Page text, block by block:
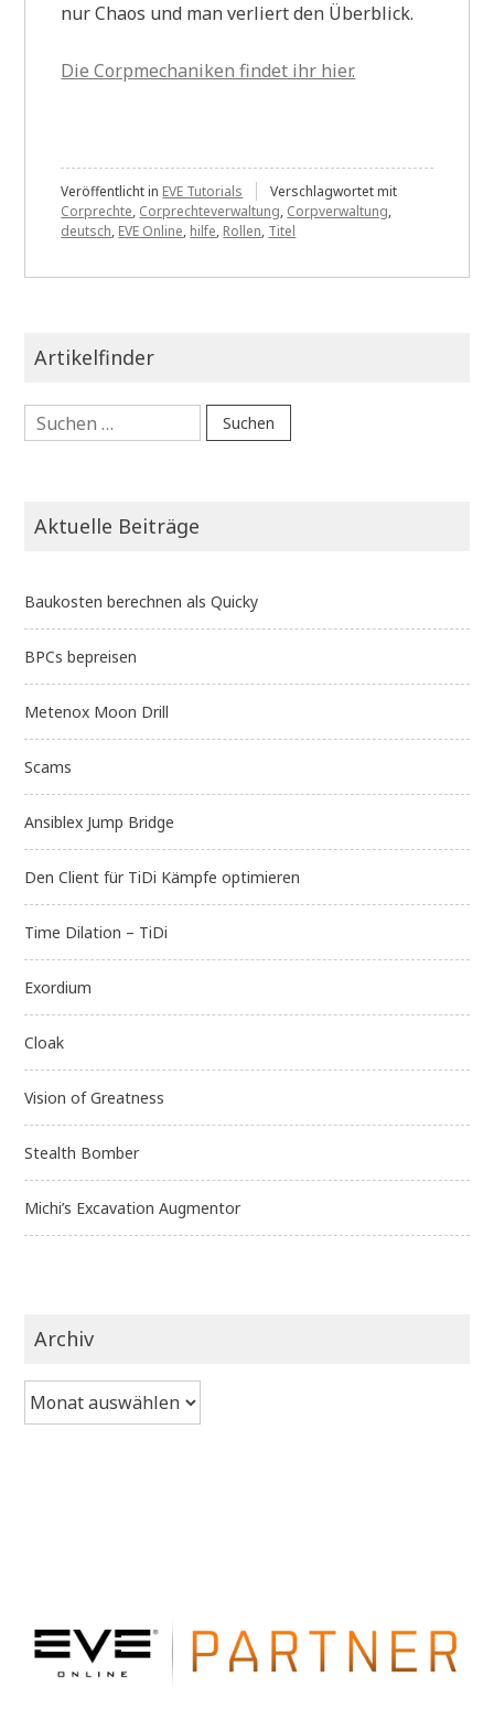
nur Chaos und man verliert den Überblick.
Die Corpmechaniken findet ihr hier.
Veröffentlicht in EVE Tutorials
Verschlagwortet mit
Corprechte, Corprechteverwaltung, Corpverwaltung,
deutsch, EVE Online, hilfe, Rollen, Titel
Artikelfinder
Suchen
nach:
Aktuelle Beiträge
Baukosten berechnen als Quicky
BPCs bepreisen
Metenox Moon Drill
Scams
Ansiblex Jump Bridge
Den Client für TiDi Kämpfe optimieren
Time Dilation – TiDi
Exordium
Cloak
Vision of Greatness
Stealth Bomber
Michi’s Excavation Augmentor
Archiv
Archiv